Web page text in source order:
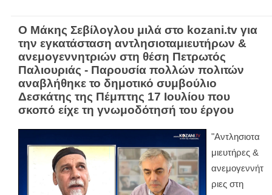
Ο Μάκης Σεβίλογλου μιλά στο kozani.tv για
την εγκατάσταση αντλησιοταμιευτήρων &
ανεμογεννητριών στη θέση Πετρωτός
Παλιουριάς - Παρουσία πολλών πολιτών
αναβλήθηκε το δημοτικό συμβούλιο
Δεσκάτης της Πέμπτης 17 Ιουλίου που
σκοπό είχε τη γνωμοδότησή του έργου
"Αντλησιοτα
μιευτήρες &
ανεμογεννήτ
ριες στη